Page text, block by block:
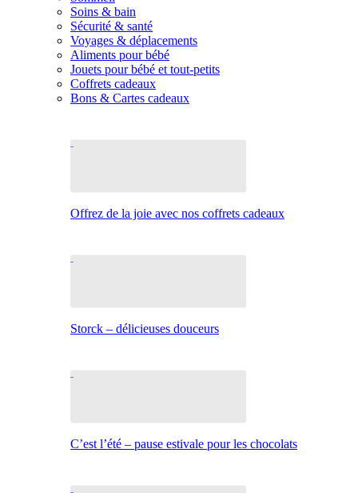
Soins & bain
Sécurité & santé
Voyages & déplacements
Aliments pour bébé
Jouets pour bébé et tout-petits
Coffrets cadeaux
Bons & Cartes cadeaux
Offrez de la joie avec nos coffrets cadeaux
Storck – délicieuses douceurs
C’est l’été – pause estivale pour les chocolats